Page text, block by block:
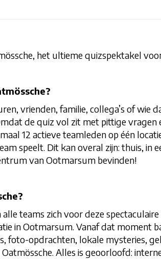
het ultieme quizspektakel
vrienden, familie, collega’s of wie
de quiz vol zit met pittige
12 actieve teamleden op één
speelt. Dit kan overal zijn: thuis,
van Ootmarsum bevinden!
teams zich voor deze
in Ootmarsum. Vanaf dat moment
foto-opdrachten, lokale mysteries,
Alles is geoorloofd: